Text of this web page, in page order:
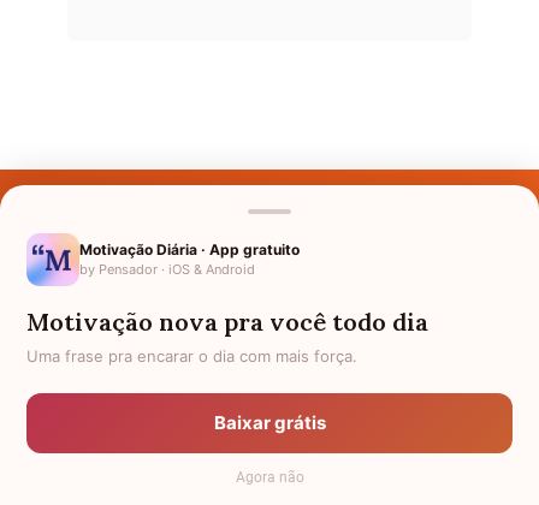
Nomes pelo Mundo
Política de Privacidade
Anuncie
Termos de Uso
Motivação Diária · App gratuito
by Pensador · iOS & Android
Motivação nova pra você todo dia
Uma frase pra encarar o dia com mais força.
Baixar grátis
Agora não